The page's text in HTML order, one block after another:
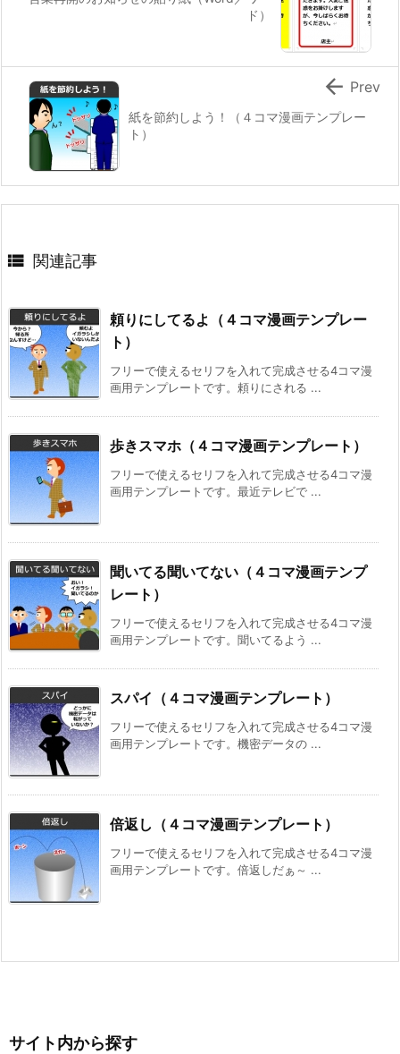
ド）
紙を節約しよう！（４コマ漫画テンプレー
ト）
 Prev
 関連記事
頼りにしてるよ（４コマ漫画テンプレー
ト）
フリーで使えるセリフを入れて完成させる4コマ漫
画用テンプレートです。頼りにされる ...
歩きスマホ（４コマ漫画テンプレート）
フリーで使えるセリフを入れて完成させる4コマ漫
画用テンプレートです。最近テレビで ...
聞いてる聞いてない（４コマ漫画テンプ
レート）
フリーで使えるセリフを入れて完成させる4コマ漫
画用テンプレートです。聞いてるよう ...
スパイ（４コマ漫画テンプレート）
フリーで使えるセリフを入れて完成させる4コマ漫
画用テンプレートです。機密データの ...
倍返し（４コマ漫画テンプレート）
フリーで使えるセリフを入れて完成させる4コマ漫
画用テンプレートです。倍返しだぁ～ ...
サイト内から探す